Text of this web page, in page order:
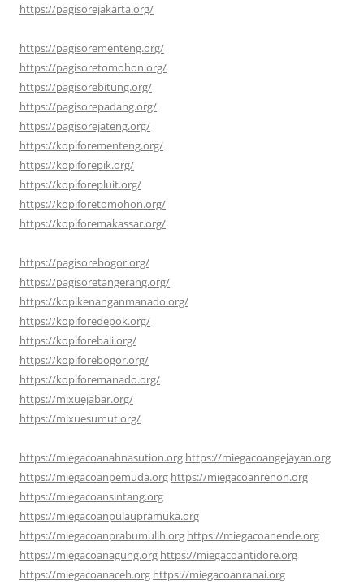
https://pagisorejakarta.org/
https://pagisorementeng.org/
https://pagisoretomohon.org/
https://pagisorebitung.org/
https://pagisorepadang.org/
https://pagisorejateng.org/
https://kopiforementeng.org/
https://kopiforepik.org/
https://kopiforepluit.org/
https://kopiforetomohon.org/
https://kopiforemakassar.org/
https://pagisorebogor.org/
https://pagisoretangerang.org/
https://kopikenanganmanado.org/
https://kopiforedepok.org/
https://kopiforebali.org/
https://kopiforebogor.org/
https://kopiforemanado.org/
https://mixuejabar.org/
https://mixuesumut.org/
https://miegacoanahnasution.org https://miegacoangejayan.org
https://miegacoanpemuda.org https://miegacoanrenon.org
https://miegacoansintang.org
https://miegacoanpulaupramuka.org
https://miegacoanprabumulih.org https://miegacoanende.org
https://miegacoanagung.org https://miegacoantidore.org
https://miegacoanaceh.org https://miegacoanranai.org